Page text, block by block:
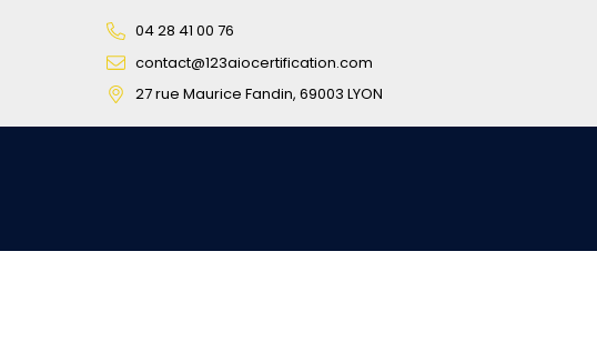
04 28 41 00 76
contact@123aiocertification.com
27 rue Maurice Fandin, 69003 LYON